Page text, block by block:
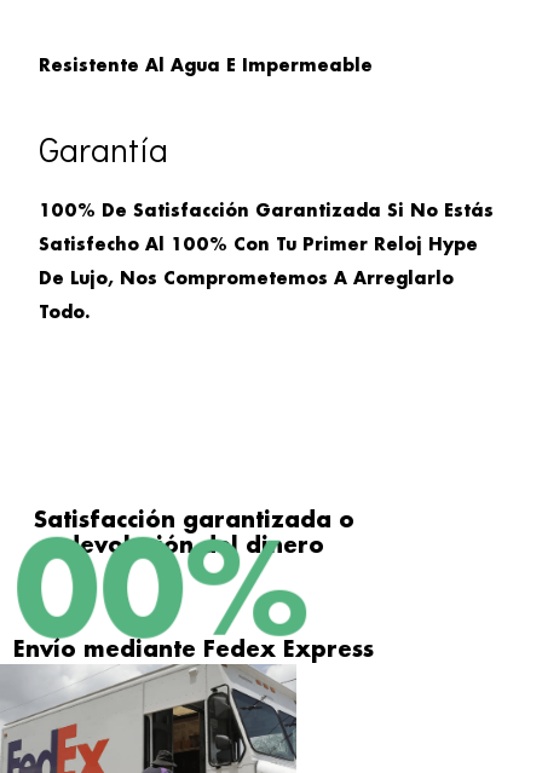
Resistente Al Agua E Impermeable
Garantía
100% De Satisfacción Garantizada Si No Estás
Satisfecho Al 100% Con Tu Primer Reloj Hype
De Lujo, Nos Comprometemos A Arreglarlo
Todo.
Satisfacción garantizada o
devolución del dinero
%
Envío mediante Fedex Express